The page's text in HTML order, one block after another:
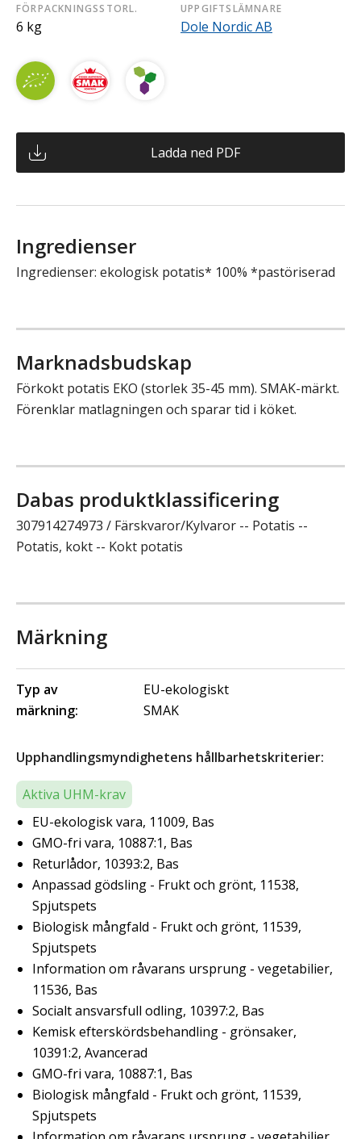
FÖRPACKNINGSSTORL.
6 kg
UPPGIFTSLÄMNARE
Dole Nordic AB
Ladda ned PDF
Ingredienser
Ingredienser: ekologisk potatis* 100% *pastöriserad
Marknadsbudskap
Förkokt potatis EKO (storlek 35-45 mm). SMAK-märkt.
Förenklar matlagningen och sparar tid i köket.
Dabas produktklassificering
307914274973 / Färskvaror/Kylvaror -- Potatis --
Potatis, kokt -- Kokt potatis
Märkning
Typ av
märkning:
EU-ekologiskt
SMAK
Upphandlingsmyndighetens hållbarhetskriterier:
Aktiva UHM-krav
EU-ekologisk vara, 11009, Bas
GMO-fri vara, 10887:1, Bas
Returlådor, 10393:2, Bas
Anpassad gödsling - Frukt och grönt, 11538,
Spjutspets
Biologisk mångfald - Frukt och grönt, 11539,
Spjutspets
Information om råvarans ursprung - vegetabilier,
11536, Bas
Socialt ansvarsfull odling, 10397:2, Bas
Kemisk efterskördsbehandling - grönsaker,
10391:2, Avancerad
GMO-fri vara, 10887:1, Bas
Biologisk mångfald - Frukt och grönt, 11539,
Spjutspets